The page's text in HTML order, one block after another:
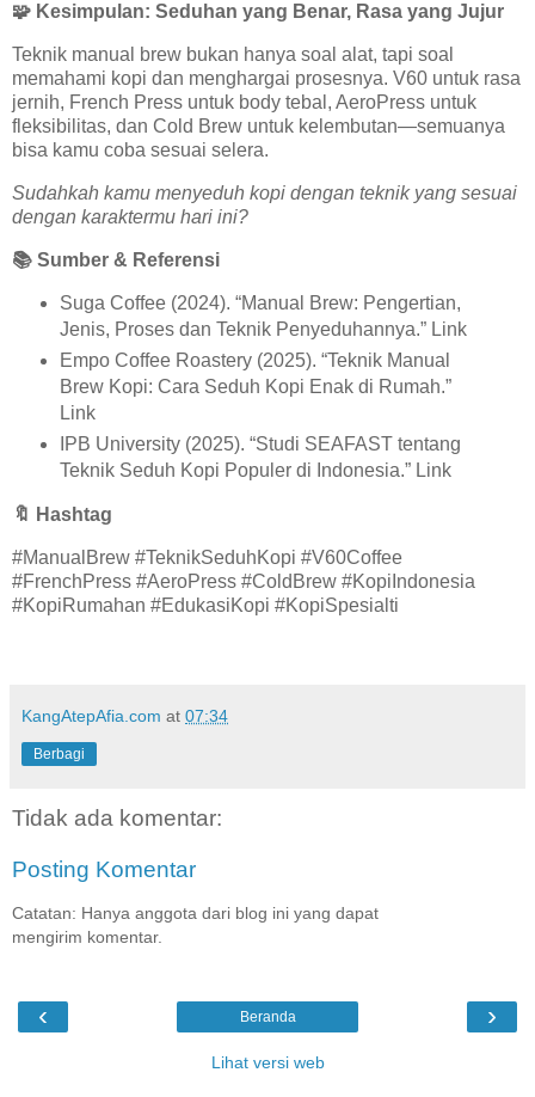
🧩 Kesimpulan: Seduhan yang Benar, Rasa yang Jujur
Teknik manual brew bukan hanya soal alat, tapi soal
memahami kopi dan menghargai prosesnya. V60 untuk rasa
jernih, French Press untuk body tebal, AeroPress untuk
fleksibilitas, dan Cold Brew untuk kelembutan—semuanya
bisa kamu coba sesuai selera.
Sudahkah kamu menyeduh kopi dengan teknik yang sesuai
dengan karaktermu hari ini?
📚 Sumber & Referensi
Suga Coffee (2024). “Manual Brew: Pengertian,
Jenis, Proses dan Teknik Penyeduhannya.” Link
Empo Coffee Roastery (2025). “Teknik Manual
Brew Kopi: Cara Seduh Kopi Enak di Rumah.”
Link
IPB University (2025). “Studi SEAFAST tentang
Teknik Seduh Kopi Populer di Indonesia.” Link
🔖 Hashtag
#ManualBrew #TeknikSeduhKopi #V60Coffee
#FrenchPress #AeroPress #ColdBrew #KopiIndonesia
#KopiRumahan #EdukasiKopi #KopiSpesialti
KangAtepAfia.com at 07:34
Berbagi
Tidak ada komentar:
Posting Komentar
Catatan: Hanya anggota dari blog ini yang dapat
mengirim komentar.
‹ ›
Beranda
Lihat versi web